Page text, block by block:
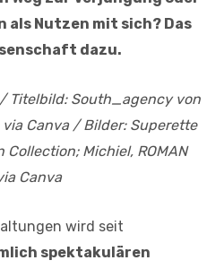
als Nutzen mit sich? Das
dazu.
/ Titelbild: South_agency von
Canva / Bilder: Superette
Collection; Michiel, ROMAN
Canva
wird seit
spektakulären